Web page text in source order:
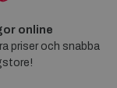
online
priser och snabba